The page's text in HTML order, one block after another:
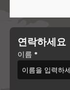
연락하세요
이름 *